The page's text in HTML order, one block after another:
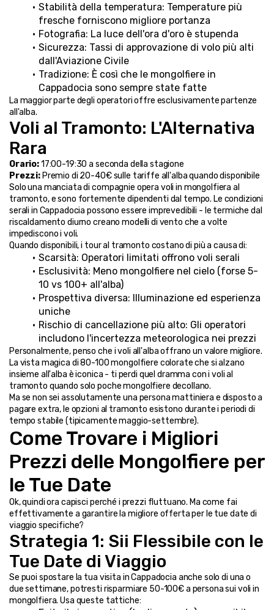
Stabilità della temperatura: Temperature più
fresche forniscono migliore portanza
Fotografia: La luce dell'ora d'oro è stupenda
Sicurezza: Tassi di approvazione di volo più alti
dall'Aviazione Civile
Tradizione: È così che le mongolfiere in
Cappadocia sono sempre state fatte
La maggior parte degli operatori offre esclusivamente partenze
all'alba.
Voli al Tramonto: L'Alternativa
Rara
Orario: 17:00-19:30 a seconda della stagione
Prezzi: Premio di 20-40€ sulle tariffe all'alba quando disponibile
Solo una manciata di compagnie opera voli in mongolfiera al
tramonto, e sono fortemente dipendenti dal tempo. Le condizioni
serali in Cappadocia possono essere imprevedibili - le termiche dal
riscaldamento diurno creano modelli di vento che a volte
impediscono i voli.
Quando disponibili, i tour al tramonto costano di più a causa di:
Scarsità: Operatori limitati offrono voli serali
Esclusività: Meno mongolfiere nel cielo (forse 5-
10 vs 100+ all'alba)
Prospettiva diversa: Illuminazione ed esperienza
uniche
Rischio di cancellazione più alto: Gli operatori
includono l'incertezza meteorologica nei prezzi
Personalmente, penso che i voli all'alba offrano un valore migliore.
La vista magica di 80-100 mongolfiere colorate che si alzano
insieme all'alba è iconica - ti perdi quel dramma con i voli al
tramonto quando solo poche mongolfiere decollano.
Ma se non sei assolutamente una persona mattiniera e disposto a
pagare extra, le opzioni al tramonto esistono durante i periodi di
tempo stabile (tipicamente maggio-settembre).
Come Trovare i Migliori
Prezzi delle Mongolfiere per
le Tue Date
Ok, quindi ora capisci perché i prezzi fluttuano. Ma come fai
effettivamente a garantire la migliore offerta per le tue date di
viaggio specifiche?
Strategia 1: Sii Flessibile con le
Tue Date di Viaggio
Se puoi spostare la tua visita in Cappadocia anche solo di una o
due settimane, potresti risparmiare 50-100€ a persona sui voli in
mongolfiera. Usa queste tattiche: